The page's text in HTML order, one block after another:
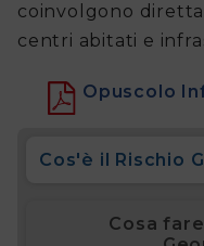
coinvolgono
centri abitati e
Opuscolo
Cos'è il Rischio
Cosa